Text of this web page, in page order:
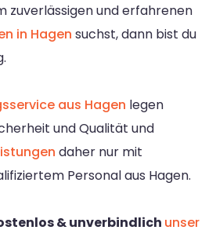
zuverlässigen und erfahrenen
in Hagen suchst, dann bist du
aus Hagen legen
und Qualität und
daher nur mit
Personal aus Hagen.
& unverbindlich unser